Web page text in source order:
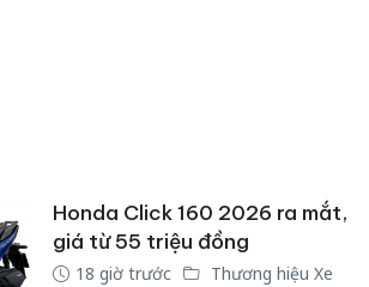
Honda Click 160 2026 ra mắt,
giá từ 55 triệu đồng
18 giờ trước Thương hiệu Xe